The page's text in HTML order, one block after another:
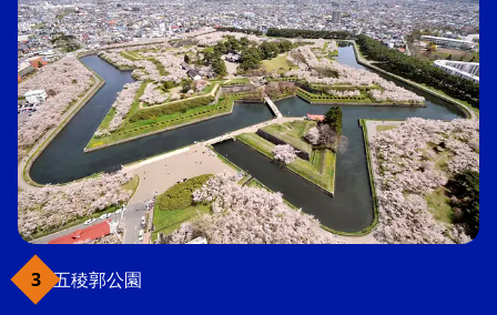
五稜郭公園